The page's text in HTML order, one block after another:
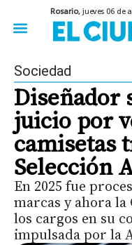
Rosario,jueves 06 de
Sociedad
Diseñador
juicio por
camisetas
Selección
En 2025 fue
marcas y ahora
los cargos en su
impulsada por la